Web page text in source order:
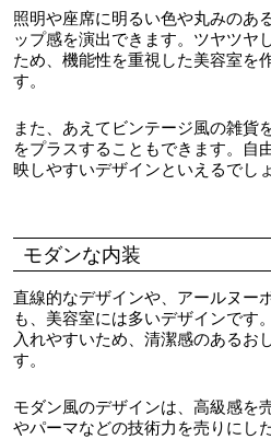
照明や座席に明るい色や丸みのあ
ップ感を演出できます。ツヤツヤ
ため、機能性を重視した美容室を
す。
また、あえてビンテージ風の雑貨
をプラスすることもできます。自
映しやすいデザインといえるでし
モダンな内装
直線的なデザインや、アールヌー
も、美容室には多いデザインです
入れやすいため、清潔感のあるお
す。
モダン風のデザインは、高級感を
やパーマなどの技術力を売りにし